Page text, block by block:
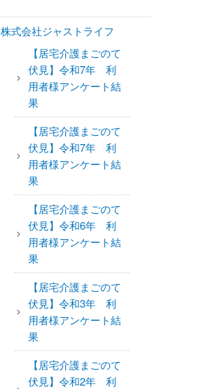
株式会社ジャストライフ
【居宅介護まごのて
伏見】令和7年 利
用者様アンケート結
果
【居宅介護まごのて
伏見】令和7年 利
用者様アンケート結
果
【居宅介護まごのて
伏見】令和6年 利
用者様アンケート結
果
【居宅介護まごのて
伏見】令和3年 利
用者様アンケート結
果
【居宅介護まごのて
伏見】令和2年 利